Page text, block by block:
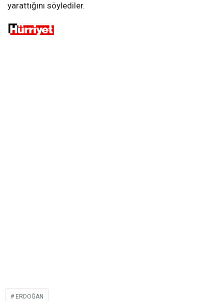
yarattığını söylediler.
ERDOĞAN